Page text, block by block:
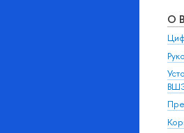
О